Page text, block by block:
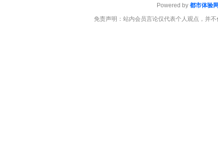
Powered by 都市体验
免责声明：站内会员言论仅代表个人观点，并